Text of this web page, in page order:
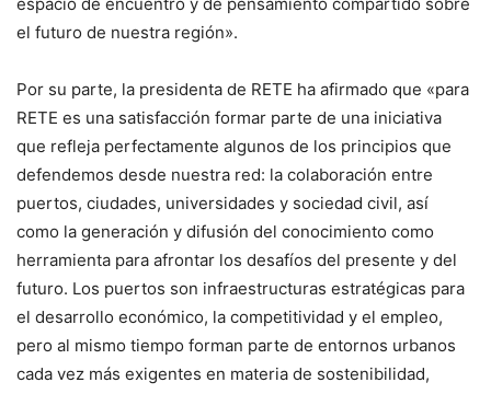
el futuro de nuestra región».
Por su parte, la presidenta de RETE ha afirmado que «para
RETE es una satisfacción formar parte de una iniciativa
que refleja perfectamente algunos de los principios que
defendemos desde nuestra red: la colaboración entre
puertos, ciudades, universidades y sociedad civil, así
como la generación y difusión del conocimiento como
herramienta para afrontar los desafíos del presente y del
futuro. Los puertos son infraestructuras estratégicas para
el desarrollo económico, la competitividad y el empleo,
pero al mismo tiempo forman parte de entornos urbanos
cada vez más exigentes en materia de sostenibilidad,